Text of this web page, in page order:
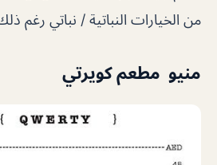
من الخيارات النباتية / نباتي رغم
منيو مطعم كويرتي